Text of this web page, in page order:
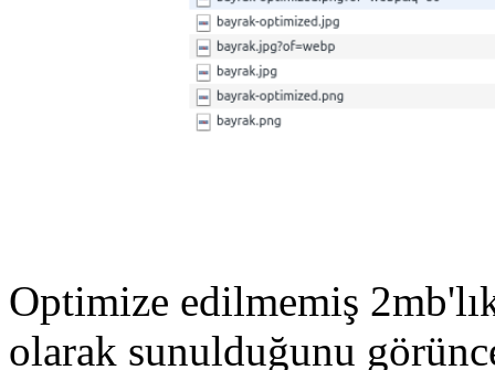
Optimize edilmemiş
olarak sunulduğunu